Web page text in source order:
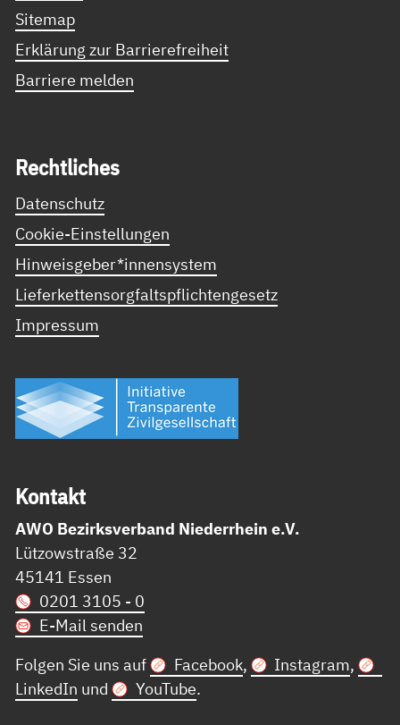
Sitemap
Erklärung zur Barrierefreiheit
Barriere melden
Recht­li­ches
Datenschutz
Cookie-Einstellungen
Hinweisgeber*innensystem
Lieferkettensorgfaltspflichtengesetz
Impressum
Kon­takt
AWO Bezirksverband Niederrhein e.V.
Lützowstraße 32
45141 Essen
0201 3105 - 0
E-Mail senden
Folgen Sie uns auf
Facebook, Instagram,
LinkedIn und YouTube.